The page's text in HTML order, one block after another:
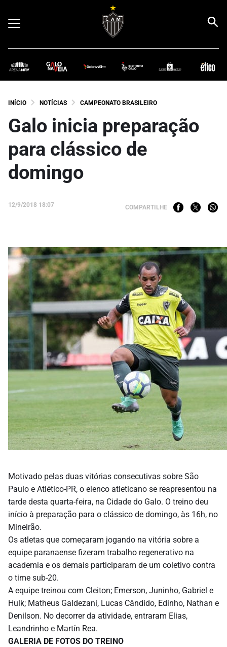
INÍCIO NOTÍCIAS CAMPEONATO BRASILEIRO
Galo inicia preparação
para clássico de
domingo
12/9/2018 18:07 COMPARTILHE
Motivado pelas duas vitórias consecutivas sobre São
Paulo e Atlético-PR, o elenco atleticano se reapresentou na
tarde desta quarta-feira, na Cidade do Galo. O treino deu
início à preparação para o clássico de domingo, às 16h, no
Mineirão.
Os atletas que começaram jogando na vitória sobre a
equipe paranaense fizeram trabalho regenerativo na
academia e os demais participaram de um coletivo contra
o time sub-20.
A equipe treinou com Cleiton; Emerson, Juninho, Gabriel e
Hulk; Matheus Galdezani, Lucas Cândido, Edinho, Nathan e
Denilson. No decorrer da atividade, entraram Elias,
Leandrinho e Martín Rea.
GALERIA DE FOTOS DO TREINO